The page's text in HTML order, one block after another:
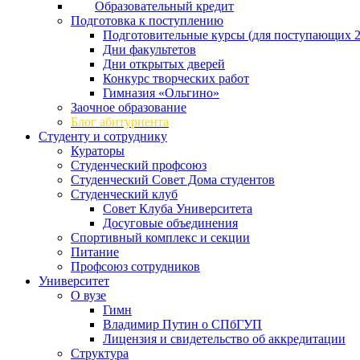
Образовательный кредит
Подготовка к поступлению
Подготовительные курсы (для поступающих
Дни факультетов
Дни открытых дверей
Конкурс творческих работ
Гимназия «Ольгино»
Заочное образование
Блог абитуриента
Студенту и сотруднику
Кураторы
Студенческий профсоюз
Студенческий Совет Дома студентов
Студенческий клуб
Совет Клуба Университета
Досуговые объединения
Спортивный комплекс и секции
Питание
Профсоюз сотрудников
Университет
О вузе
Гимн
Владимир Путин о СПбГУП
Лицензия и свидетельство об аккредитации
Структура